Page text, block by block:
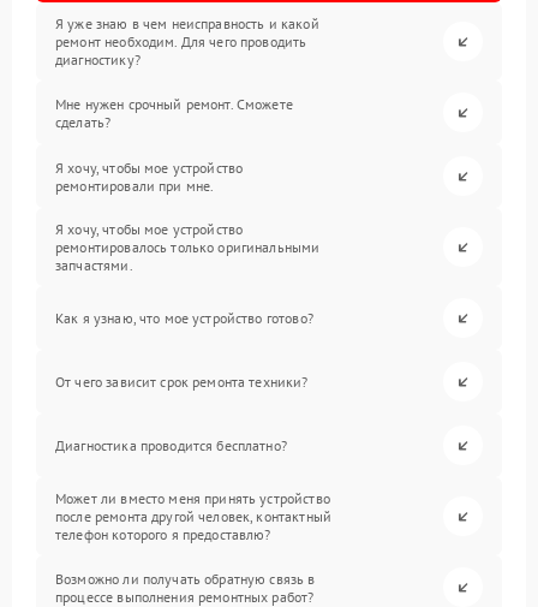
Я уже знаю в чем неисправность и какой
ремонт необходим. Для чего проводить
диагностику?
Мне нужен срочный ремонт. Сможете
сделать?
Я хочу, чтобы мое устройство
ремонтировали при мне.
Я хочу, чтобы мое устройство
ремонтировалось только оригинальными
запчастями.
Как я узнаю, что мое устройство готово?
От чего зависит срок ремонта техники?
Диагностика проводится бесплатно?
Может ли вместо меня принять устройство
после ремонта другой человек, контактный
телефон которого я предоставлю?
Возможно ли получать обратную связь в
процессе выполнения ремонтных работ?